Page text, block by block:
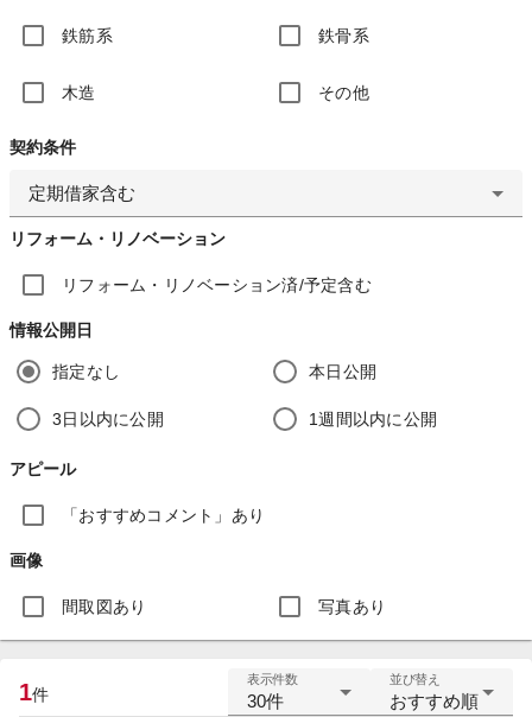
鉄筋系 鉄骨系
木造 その他
契約条件
定期借家含む
リフォーム・リノベーション
リフォーム・リノベーション済/予定含む
情報公開日
指定なし 本日公開
3日以内に公開 1週間以内に公開
アピール
「おすすめコメント」あり
画像
間取図あり 写真あり
1件
表示件数
30件
並び替え
おすすめ順